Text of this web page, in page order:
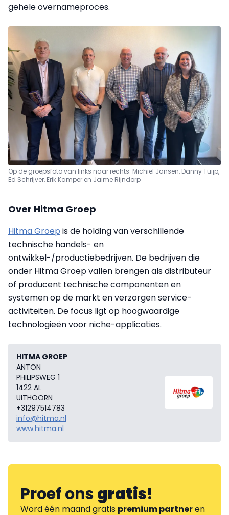
gehele overnameproces.
Op de groepsfoto van links naar rechts: Michiel Jansen, Danny Tuijp,
Ed Schrijver, Erik Kamper en Jaime Rijndorp
Over Hitma Groep
Hitma Groep is de holding van verschillende
technische handels- en
ontwikkel-/productiebedrijven. De bedrijven die
onder Hitma Groep vallen brengen als distributeur
of producent technische componenten en
systemen op de markt en verzorgen service-
activiteiten. De focus ligt op hoogwaardige
technologieën voor niche-applicaties.
HITMA GROEP
ANTON
PHILIPSWEG 1
1422 AL
UITHOORN
+31297514783
info@hitma.nl
www.hitma.nl
Proef onsgratis!
Word één maand gratis premium partneren